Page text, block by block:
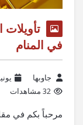
في المنام
جاوبها يونيو 9,
32 مشاهدات
مرحباً بكم في